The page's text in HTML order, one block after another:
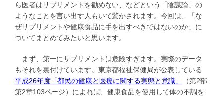
ら医者はサプリメントを勧めない、などという「陰謀論」の
ようなことを言い出す人もいて驚かされます。今回は、「な
ぜサプリメントや健康食品に手を出すべきではないのか」に
ついてまとめてみたいと思います。
まず、第一にサプリメントは危険すぎます。実際のデータ
もそれを裏付けています。東京都福祉保健局が公表している
平成26年度「都民の健康と医療に関する実態と意識」
（第2部
第2章103ページ）によれば、健康食品を使用して体の不調を